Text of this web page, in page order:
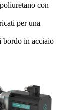
con
per una
bordo in acciaio